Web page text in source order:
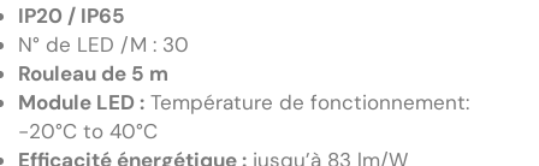
IP20 / IP65
N° de LED /M : 30
Rouleau de 5 m
Module LED : Température de fonctionnement:
-20°C to 40°C
Efficacité énergétique : jusqu’à 83 lm/W